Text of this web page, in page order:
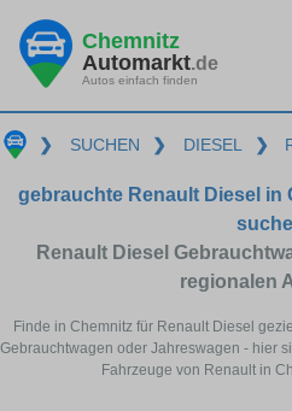
Chemnitz
Automarkt.de
Autos einfach finden
❯ SUCHEN ❯ DIESEL ❯
gebrauchte Renault Diesel in
Renault Diesel
regionalen
Finde in Chemnitz für Renault Diesel
Gebrauchtwagen oder Jahreswagen - hier
Fahrzeuge von Renault in